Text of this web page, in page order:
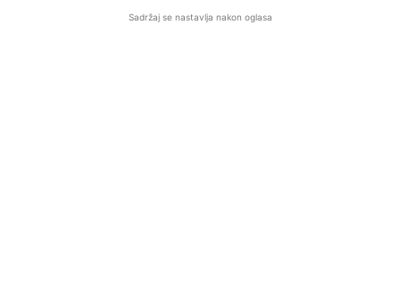
Sadržaj se nastavlja nakon oglasa